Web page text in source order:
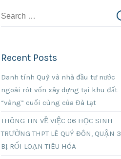
Recent Posts
Danh tính Quỹ và nhà đầu tư nước
ngoài rót vốn xây dựng tại khu đất
“vàng” cuối cùng của Đà Lạt
THÔNG TIN VỀ VIỆC 06 HỌC SINH
TRƯỜNG THPT LÊ QUÝ ĐÔN, QUẬN 3
BỊ RỐI LOẠN TIÊU HÓA